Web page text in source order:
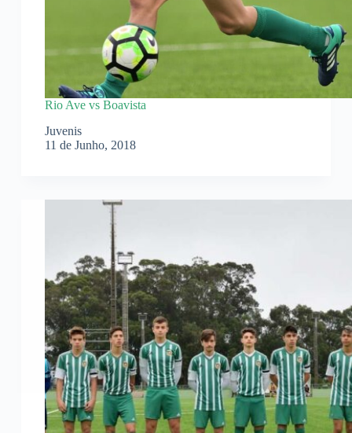
Rio Ave vs Boavista
Juvenis
11 de Junho, 2018